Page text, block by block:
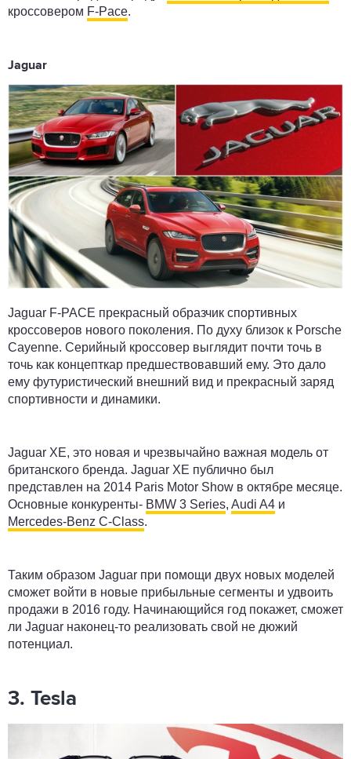
кроссовером F-Pace.
Jaguar
Jaguar F-PACE прекрасный образчик спортивных
кроссоверов нового поколения. По духу близок к Porsche
Cayenne. Серийный кроссовер выглядит почти точь в
точь как концепткар предшествовавший ему. Это дало
ему футуристический внешний вид и прекрасный заряд
спортивности и динамики.
Jaguar XE, это новая и чрезвычайно важная модель от
британского бренда. Jaguar XE публично был
представлен на 2014 Paris Motor Show в октябре месяце.
Основные конкуренты- BMW 3 Series, Audi A4 и
Mercedes-Benz C-Class.
Таким образом Jaguar при помощи двух новых моделей
сможет войти в новые прибыльные сегменты и удвоить
продажи в 2016 году. Начинающийся год покажет, сможет
ли Jaguar наконец-то реализовать свой не дюжий
потенциал.
3. Tesla